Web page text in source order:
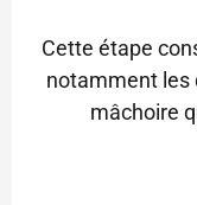
Cette étape
notamment les
mâchoire